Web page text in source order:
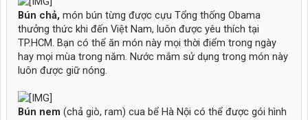
Bún chả, món bún từng được cựu Tổng thống Obama
thưởng thức khi đến Việt Nam, luôn được yêu thích tại
TP.HCM. Bạn có thể ăn món này mọi thời điểm trong ngày
hay mọi mùa trong năm. Nước mắm sử dụng trong món này
luôn được giữ nóng.
Bún nem (chả giò, ram) cua bể Hà Nội có thể được gói hình